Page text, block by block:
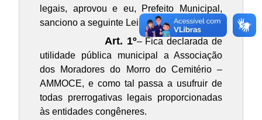
legais, aprovou e eu, Prefeito Municipal,
sanciono a seguinte Lei:
Art. 1º– Fica declarada de
utilidade pública municipal aAssociação
dos Moradores do Morro do Cemitério –
AMMOCE, e como tal passa a usufruir de
todas prerrogativas legais proporcionadas
às entidades congêneres.